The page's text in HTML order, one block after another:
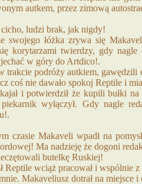
autkem, przez zimową
ludzi brak, jak nigdy!
swojego łóżka zrywa się
korytarzami twierdzy, gdy
w góry do Artdico!.
trakcie podróży autkiem, gawędzili
coś nie dawało spokoj Reptile i
i potwierdził że kupili bułki
piekarnik wyłączył. Gdy nagle
czasie Makaveli wpadł na
Ma nadzieję że dogoni
butelkę Ruskiej!
Reptile wciąż pracował i
Makaveliusz dotrał na